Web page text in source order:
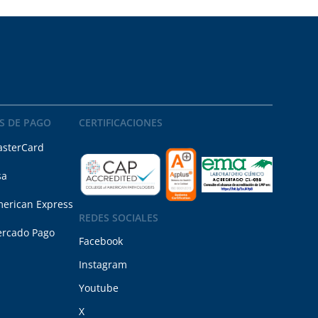
DE PAGO
Express
Pago
CERTIFICACIONES
REDES SOCIALES
Facebook
Instagram
Youtube
X